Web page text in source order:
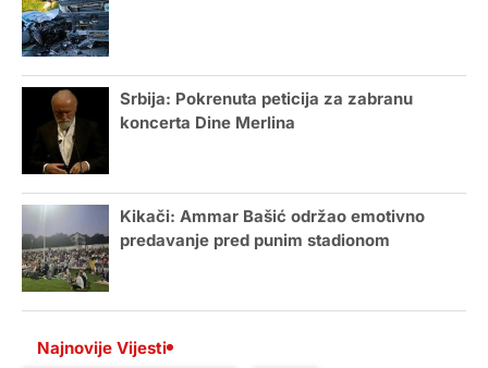
Srbija: Pokrenuta peticija za zabranu
koncerta Dine Merlina
Kikači: Ammar Bašić održao emotivno
predavanje pred punim stadionom
Najnovije Vijesti